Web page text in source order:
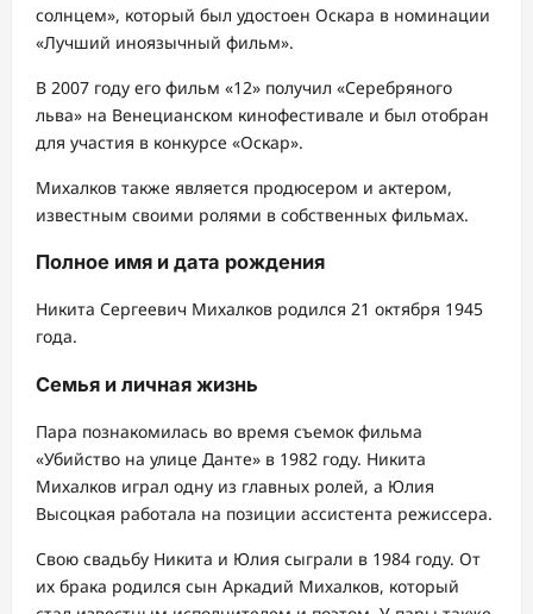
солнцем», который был удостоен Оскара в номинации
«Лучший иноязычный фильм».
В 2007 году его фильм «12» получил «Серебряного
льва» на Венецианском кинофестивале и был отобран
для участия в конкурсе «Оскар».
Михалков также является продюсером и актером,
известным своими ролями в собственных фильмах.
Полное имя и дата рождения
Никита Сергеевич Михалков родился 21 октября 1945
года.
Семья и личная жизнь
Пара познакомилась во время съемок фильма
«Убийство на улице Данте» в 1982 году. Никита
Михалков играл одну из главных ролей, а Юлия
Высоцкая работала на позиции ассистента режиссера.
Свою свадьбу Никита и Юлия сыграли в 1984 году. От
их брака родился сын Аркадий Михалков, который